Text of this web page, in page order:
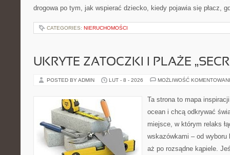
drogowa po tym, jak wspierać dziecko, kiedy pojawia się płacz,
CATEGORIES: NIERUCHOMOŚCI
UKRYTE ZATOCZKI I PLAŻE
POSTED BY ADMIN LUT - 8 - 2026 MOŻLIWOŚĆ
Ta strona to mapa
ocean i chcą odkrywać
miejsce, w którym relaks
wskazówkami – od wyboru
aż po rozsądne kąpiele.